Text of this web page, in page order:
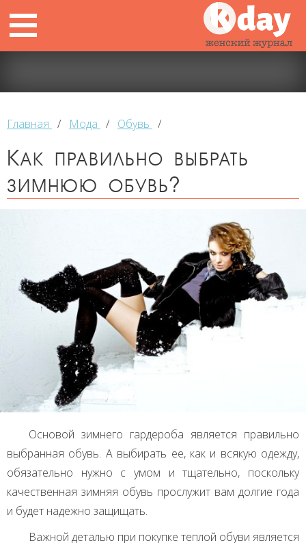
Главная / Мода / Обувь /
Как правильно выбрать
зимнюю обувь?
Основой зимнего гардероба является правильно
выбранная обувь. А выбирать ее, как и всякую одежду,
обязательно нужно с умом и тщательно, поскольку
качественная зимняя обувь прослужит вам долгие года
и будет надежно защищать.
Важной деталью при покупке теплой обуви является